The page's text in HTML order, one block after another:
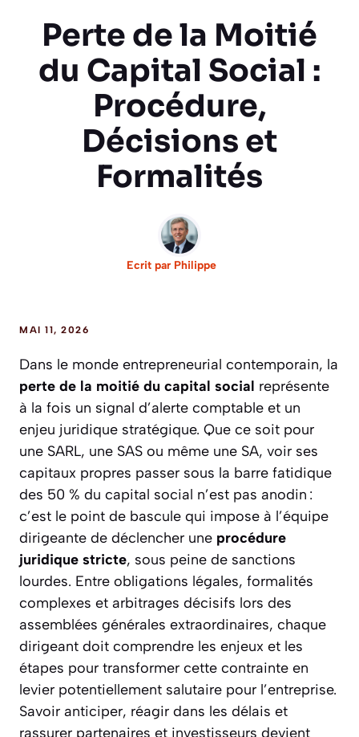
Perte de la Moitié
du Capital Social :
Procédure,
Décisions et
Formalités
Ecrit par Philippe
MAI 11, 2026
Dans le monde entrepreneurial contemporain, la
perte de la moitié du capital social représente
à la fois un signal d’alerte comptable et un
enjeu juridique stratégique. Que ce soit pour
une SARL, une SAS ou même une SA, voir ses
capitaux propres passer sous la barre fatidique
des 50 % du capital social n’est pas anodin :
c’est le point de bascule qui impose à l’équipe
dirigeante de déclencher une procédure
juridique stricte, sous peine de sanctions
lourdes. Entre obligations légales, formalités
complexes et arbitrages décisifs lors des
assemblées générales extraordinaires, chaque
dirigeant doit comprendre les enjeux et les
étapes pour transformer cette contrainte en
levier potentiellement salutaire pour l’entreprise.
Savoir anticiper, réagir dans les délais et
rassurer partenaires et investisseurs devient